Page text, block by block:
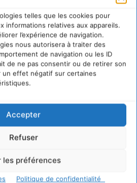
telles que les cookies pour
informations relatives aux appareils.
l’expérience de navigation.
nous autorisera à traiter des
de navigation ou les ID
de ne pas consentir ou de retirer son
effet négatif sur certaines
Accepter
Refuser
les préférences
Politique de confidentialité